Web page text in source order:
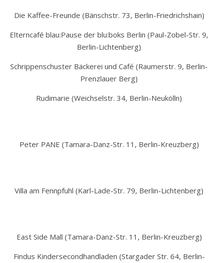
Die Kaffee-Freunde (Bänschstr. 73, Berlin-Friedrichshain)
Elterncafé blau:Pause der blu:boks Berlin (Paul-Zobel-Str. 9,
Berlin-Lichtenberg)
Schrippenschuster Bäckerei und Café (Raumerstr. 9, Berlin-
Prenzlauer Berg)
Rudimarie (Weichselstr. 34, Berlin-Neukölln)
Peter PANE (Tamara-Danz-Str. 11, Berlin-Kreuzberg)
Villa am Fennpfuhl (Karl-Lade-Str. 79, Berlin-Lichtenberg)
East Side Mall (Tamara-Danz-Str. 11, Berlin-Kreuzberg)
Findus Kindersecondhandladen (Stargader Str. 64, Berlin-